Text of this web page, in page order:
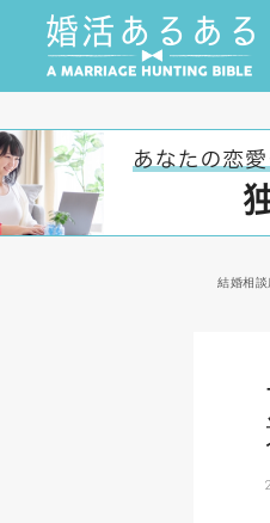
心の処方箋 カル
結婚相談